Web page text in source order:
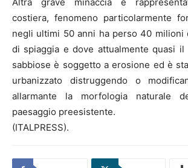
costiera, fenomeno particolarmente
negli ultimi 50 anni ha perso 40 milioni
di spiaggia e dove attualmente quasi il
sabbiose è soggetto a erosione ed è
urbanizzato distruggendo o
allarmante la morfologia naturale
paesaggio preesistente.
(ITALPRESS).